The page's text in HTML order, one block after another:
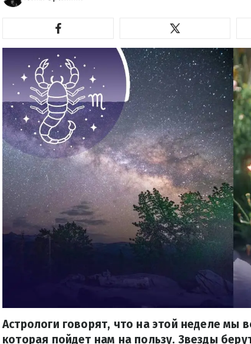
Астрологи говорят, что на этой неделе
которая пойдет нам на пользу. Звезды